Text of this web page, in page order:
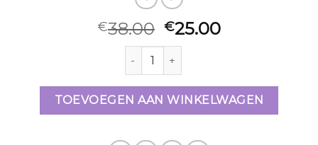
€38.00 €25.00
leren tas dames zwart aantal
TOEVOEGEN AAN WINKELWAGEN